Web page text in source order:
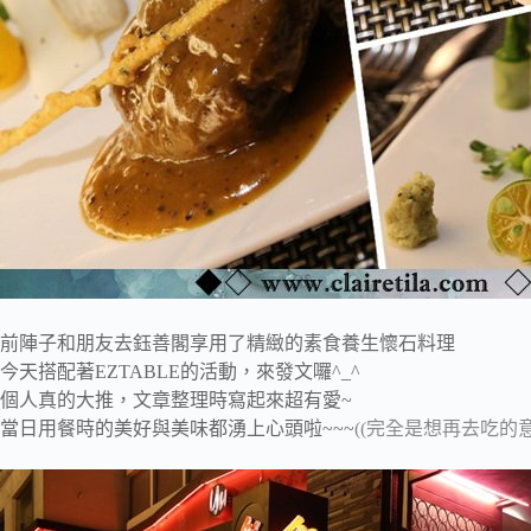
前陣子和朋友去鈺善閣享用了精緻的素食養生懷石料理
今天搭配著EZTABLE的活動，來發文囉^_^
個人真的大推，文章整理時寫起來超有愛~
當日用餐時的美好與美味都湧上心頭啦~~~((完全是想再去吃的